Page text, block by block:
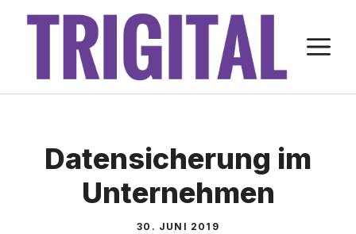
Zum
Datensicherung im
Unternehmen
30. JUNI 2019